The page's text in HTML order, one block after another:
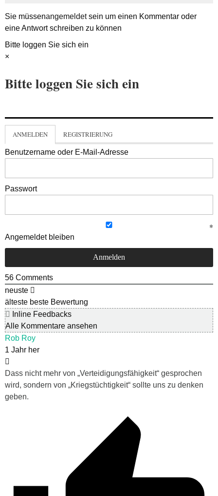
Sie müssenangemeldetsein um einen Kommentar oder
eine Antwort schreiben zu können
Bitte loggen Sie sich ein
×
Bitte loggen Sie sich ein
ANMELDEN REGISTRIERUNG
Benutzername oder E-Mail-Adresse
Passwort
Angemeldet bleiben
56 Comments
neuste
älteste beste Bewertung
Inline Feedbacks
Alle Kommentare ansehen
Rob Roy
1 Jahr her
Dass nicht mehr von „Verteidigungsfähigkeit“ gesprochen
wird, sondern von „Kriegstüchtigkeit“ sollte uns zu denken
geben.